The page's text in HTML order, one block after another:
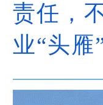
责任，
业“头雁